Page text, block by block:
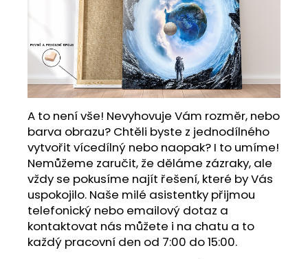
A to není vše! Nevyhovuje Vám rozměr, nebo
barva obrazu? Chtěli byste z jednodílného
vytvořit vícedílný nebo naopak? I to umíme!
Nemůžeme zaručit, že děláme zázraky, ale
vždy se pokusíme najít řešení, které by Vás
uspokojilo. Naše milé asistentky přijmou
telefonický nebo emailový dotaz a
kontaktovat nás můžete i na chatu a to
každý pracovní den od 7:00 do 15:00.